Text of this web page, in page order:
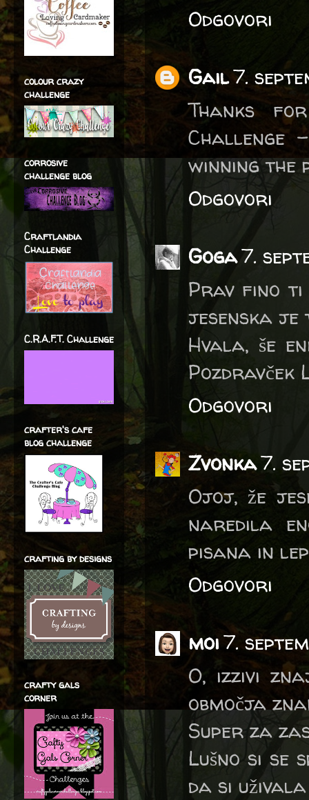
Odgovori
Gail7.
Thanks
Challenge
winning the
Odgovori
Goga7.
Prav fino ti
jesenska je
Hvala, še
Pozdravček
Odgovori
Zvonka7.
Ojoj, že
naredila
pisana in
Odgovori
moi7.
O, izzivi
območja
Super za
Lušno si se
da si
colour crazy
challenge
corrosive
challenge blog
Craftlandia
Challenge
C.R.A.F.T. Challenge
crafter's cafe
blog challenge
crafting by designs
crafty gals
corner